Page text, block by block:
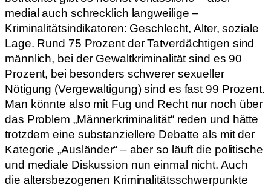
medial auch schrecklich langweilige –
Kriminalitätsindikatoren: Geschlecht, Alter, soziale
Lage. Rund 75 Prozent der Tatverdächtigen sind
männlich, bei der Gewaltkriminalität sind es 90
Prozent, bei besonders schwerer sexueller
Nötigung (Vergewaltigung) sind es fast 99 Prozent.
Man könnte also mit Fug und Recht nur noch über
das Problem „Männerkriminalität“ reden und hätte
trotzdem eine substanziellere Debatte als mit der
Kategorie „Ausländer“ – aber so läuft die politische
und mediale Diskussion nun einmal nicht. Auch
die altersbezogenen Kriminalitätsschwerpunkte